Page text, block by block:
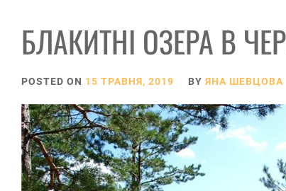
БЛАКИТНІ ОЗЕРА В
POSTED ON 15 ТРАВНЯ, 2019 BY ЯНА ШЕВЦОВА